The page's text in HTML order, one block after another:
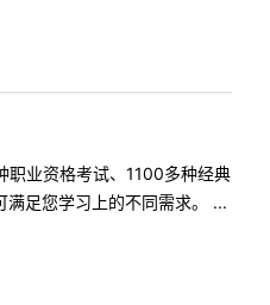
职业资格考试、1100多种经典
足您学习上的不同需求。 ...